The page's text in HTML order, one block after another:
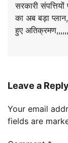
सरकारी
का अब बड़ा
हुए
Leave a Reply
Your email
fields are